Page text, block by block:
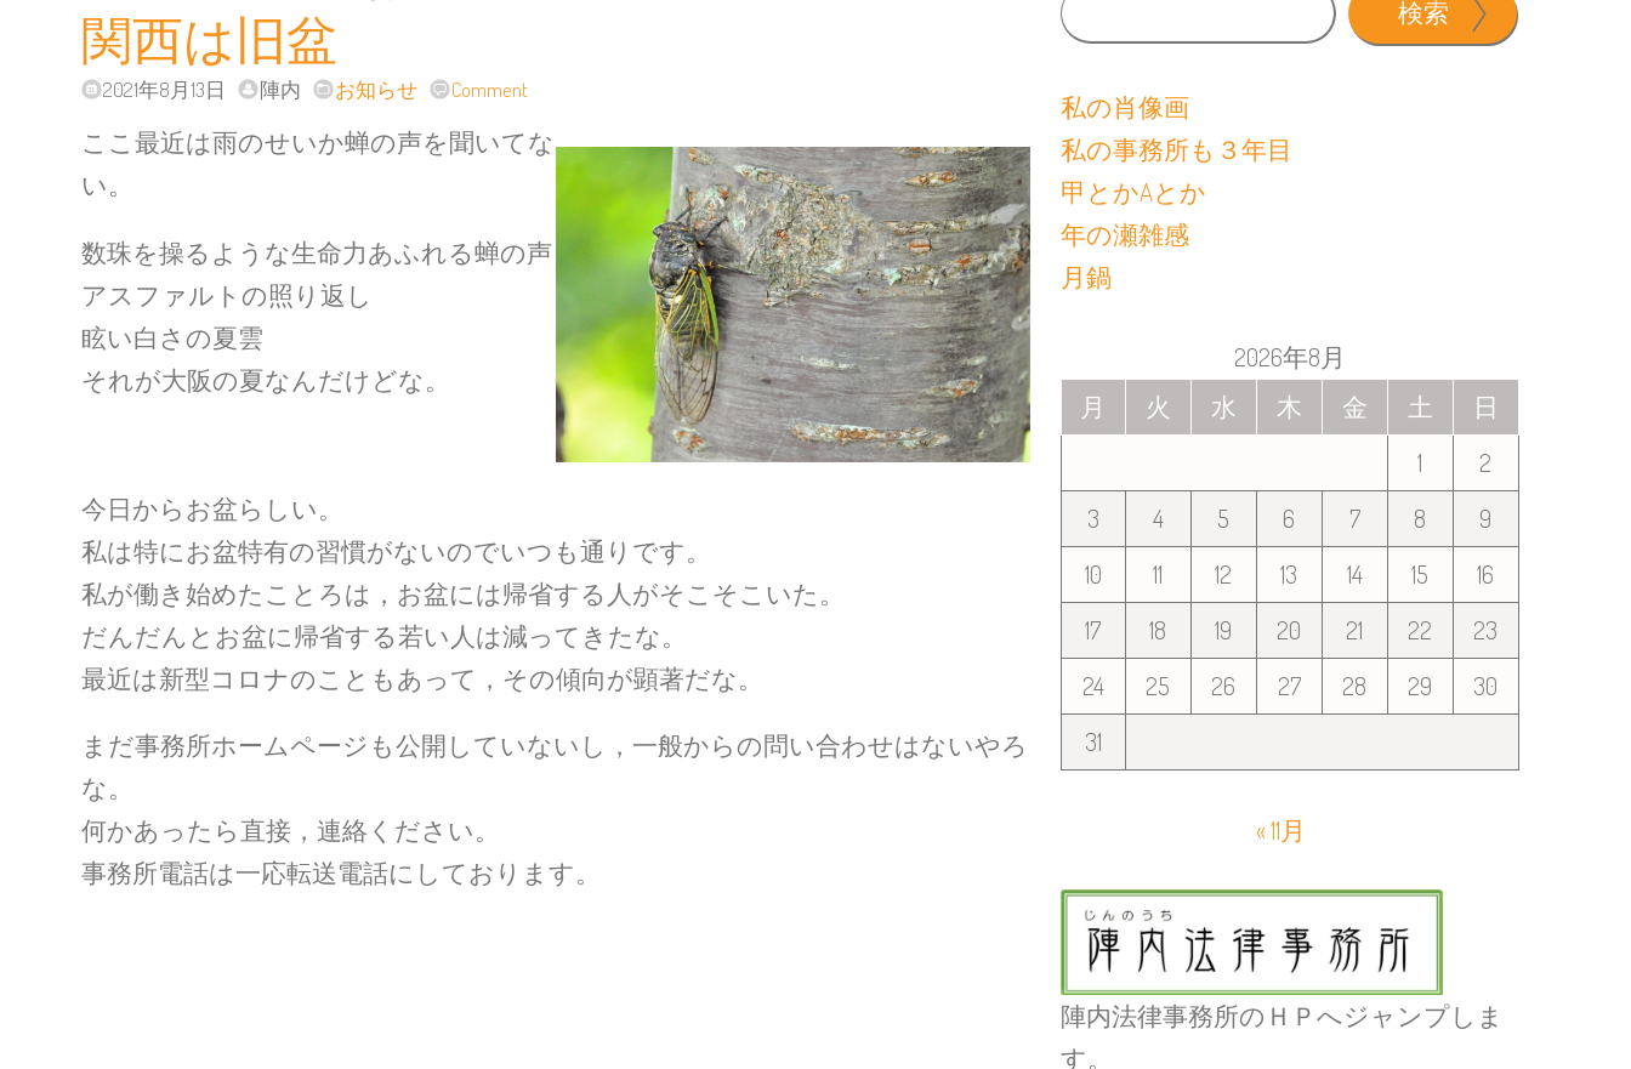
関西は旧盆
2021年8月13日 陣内 お知らせ Comment
ここ最近は雨のせいか蝉の声を聞いてな
い。
数珠を操るような生命力あふれる蝉の声
アスファルトの照り返し
眩い白さの夏雲
それが大阪の夏なんだけどな。
今日からお盆らしい。
私は特にお盆特有の習慣がないのでいつも通りです。
私が働き始めたことろは，お盆には帰省する人がそこそこいた。
だんだんとお盆に帰省する若い人は減ってきたな。
最近は新型コロナのこともあって，その傾向が顕著だな。
まだ事務所ホームページも公開していないし，一般からの問い合わせはないやろ
な。
何かあったら直接，連絡ください。
事務所電話は一応転送電話にしております。
検索
私の肖像画
私の事務所も３年目
甲とかAとか
年の瀬雑感
月鍋
2026年8月
月
火 水 木 金 土
日
1
2
3
4 5 6 7 8
9
10
11 12 13 14 15
16
17
18 19 20 21 22
23
24
25 26 27 28 29
30
31
« 11月
陣内法律事務所のＨＰへジャンプしま
す。